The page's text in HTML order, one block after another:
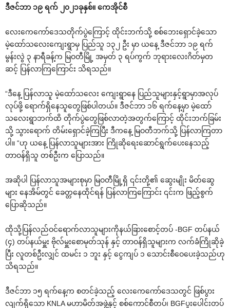
ဒီဇင်ဘာ ၁၉ ရက် ၂၀၂၁ခုနှစ်။ ‌ကေအိုင်စီ
‌လေး‌ကေ‌ကော်‌ဒေသတိုက်ပွဲ‌ကြောင့် ထိုင်းဘက်သို့ စစ်‌ဘေး‌ရှောင်ခဲ့‌သော
မဲ့‌ထော်သ‌လေး‌ကျေးရွာမှ ပြည်သူ ၁၃၂ ဦး မှာ ယ‌နေ့ ဒီဇင်ဘာ ၁၉ ရက်
မွန်းလွဲ ၃ နာရီခန့်က မြဝတီမြို့ အမှတ် ၃ ရပ်ကွက် ဘုရား‌လေးဂိတ်မှတ
ဆင့် ပြန်လာကြ‌ကြောင်း သိရသည်။
“ဒီ‌နေ့ ပြန်လာသူ မဲ့‌ထော်သ‌လေး ‌ကျေးရွာ‌နေ ပြည်သူများနှင့်ရွာမှာအလုပ်
လုပ်ဖို့ ‌ရောက်ရှိ‌နေသူ‌တွေဖြစ်ပါတယ်။ ဒီဇင်ဘာ ၁၆ ရက်‌နေ့မှာ မဲ့‌ထော်
သ‌လေးရွာဘက်ထိ တိုက်ပွဲ‌တွေဖြစ်လာတဲ့အတွက်‌ကြောင့် ထိုင်းဘက်ခြမ်း
သို့ သွား‌ရောက် တိမ်း‌ရှောင်ခဲ့ကြပြီး ဒီက‌နေ့ မြဝတီဘက်သို့ ပြန်လာကြတာ
ပါ။ “ဟု ယ‌နေ့ ပြန်လာသူများအား ကြိုဆို‌ရေး‌ဆောင်ရွက်‌ပေး‌နေသည့်
တာဝန်ရှိသူ တစ်ဦးက ‌ပြောသည်။
အဆိုပါ ပြန်လာသူအများစုမှာ မြဝတီမြို့ရှိ ၎င်းတို့၏ ‌ဆွေးမျိုး မိတ်‌ဆွေ
များ ‌နေအိမ်တွင် ‌ခေတ္တ‌နေထိုင်ရန် ပြန်လာကြ‌ကြောင်း ၎င်းက ဖြည့်စွက်
‌ပြောဆိုသည်။
ထိုသို့ပြန်လည်ဝင်‌ရောက်လာသူများကိုနယ်ခြား‌စောင့်တပ် -BGF တပ်နယ်
(၄) တပ်နယ်မှူး ဗိုလ်မှူး‌စောမုတ်သုန် နှင့် တာဝန်ရှိသူများက လက်ခံကြိုဆိုခဲ့
ပြီး လူတစ်ဦးလျှင် ထမင်း ၁ ဘူး နှင့် ‌ငွေကျပ် ၁ ‌သောင်းစီ‌ဝေ‌ပေးခဲ့သည်ဟု
သိရသည်။
ဒီဇင်ဘာ ၁၅ ရက်‌နေ့က စတင်ခဲ့သည့် ‌လေး‌ကေ‌ကော်‌ဒေသတွင် ဖြစ်ပွား
လျက်ရှိ‌သော KNLA မဟာမိတ်အဖွဲ့နှင့် စစ်‌ကောင်စီတပ်၊ BGFပူး‌ပေါင်းတပ်